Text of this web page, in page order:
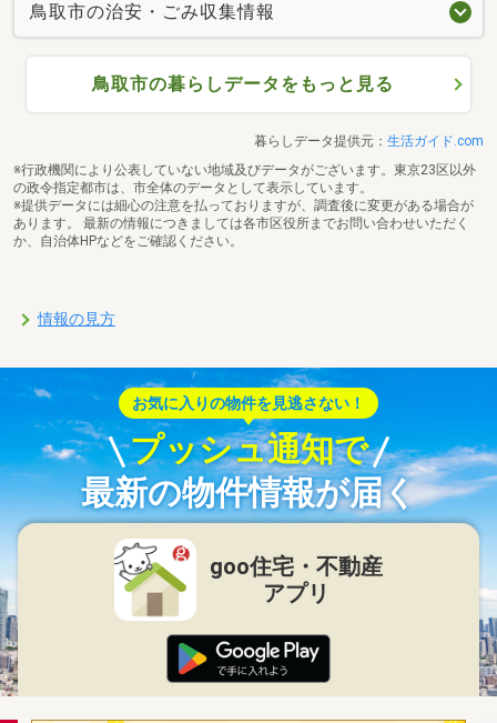
鳥取市の治安・ごみ収集情報
鳥取市の暮らしデータをもっと見る
暮らしデータ提供元： 生活ガイド.com
※行政機関により公表していない地域及びデータがございます。東京23区以外
の政令指定都市は、市全体のデータとして表示しています。
※提供データには細心の注意を払っておりますが、調査後に変更がある場合が
あります。 最新の情報につきましては各市区役所までお問い合わせいただく
か、自治体HPなどをご確認ください。
情報の見方
お気に入りの物件を見逃さない！
プッシュ通知で
最新の物件情報が届く
goo住宅・不動産
アプリ